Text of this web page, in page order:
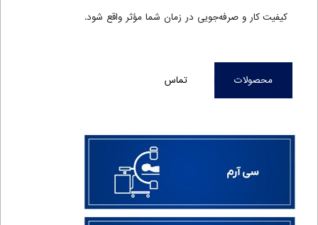
کیفیت کار و صرفه‌جویی در زمان شما مؤثر واقع شود.
محصولات تماس